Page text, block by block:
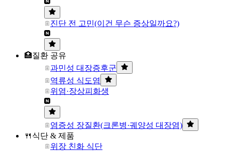
진단 전 고민(이건 무슨 증상일까요?)
🏥질환 공유
과민성 대장증후군
역류성 식도염
위염·장상피화생
염증성 장질환(크론병·궤양성 대장염)
🍴식단 & 제품
위장 친화 식단